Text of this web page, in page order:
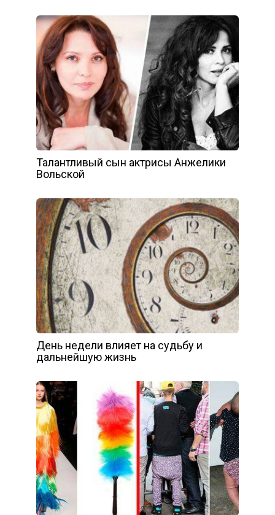
Талантливый сын актрисы Анжелики
Вольской
День недели влияет на судьбу и
дальнейшую жизнь